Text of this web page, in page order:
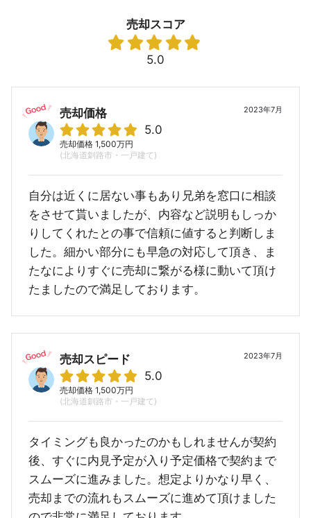
売却スコア
5.0
2023年7月
売却価格
5.0
売却価格 1,500万円
(北海道釧路市・一戸建て)
自分は近くに居ない事もあり兄弟を窓口に相談
をさせて貰いましたが、内容など説明もしっか
りしてくれたとの事で信頼に値すると判断しま
した。細かい部分にも早急の対応して頂き、ま
たなによりすぐに売却に繋がる様に動いて頂け
たましたので満足しております。
2023年7月
売却スピード
5.0
売却価格 1,500万円
(北海道釧路市・一戸建て)
タイミングも良かったのかもしれませんが契約
後、すぐに内見予定が入り予定価格で契約まで
スムーズに進みました。想定よりかなり早く、
売却までの流れもスムーズに進めて頂けました